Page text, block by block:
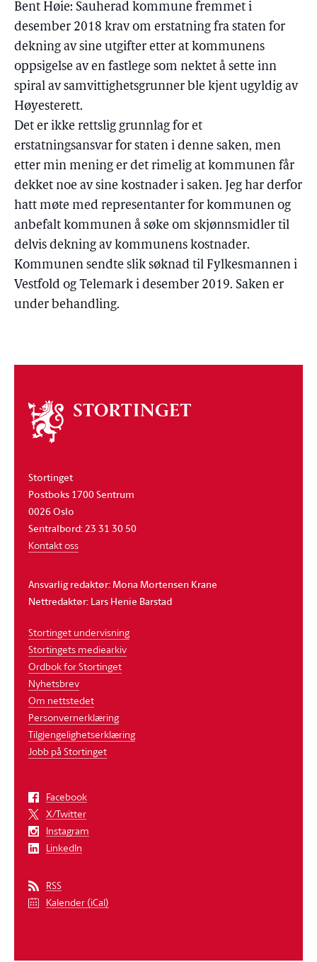
Bent Høie: Sauherad kommune fremmet i
desember 2018 krav om erstatning fra staten for
dekning av sine utgifter etter at kommunens
oppsigelse av en fastlege som nektet å sette inn
spiral av samvittighetsgrunner ble kjent ugyldig av
Høyesterett.
Det er ikke rettslig grunnlag for et
erstatningsansvar for staten i denne saken, men
etter min mening er det rimelig at kommunen får
dekket noe av sine kostnader i saken. Jeg har derfor
hatt møte med representanter for kommunen og
anbefalt kommunen å søke om skjønnsmidler til
delvis dekning av kommunens kostnader.
Kommunen sendte slik søknad til Fylkesmannen i
Vestfold og Telemark i desember 2019. Saken er
under behandling.
Om
stortinget
Stortinget
Postboks 1700 Sentrum
0026 Oslo
Sentralbord: 23 31 30 50
Kontakt oss
Ansvarlig redaktør: Mona Mortensen Krane
Nettredaktør: Lars Henie Barstad
Stortinget undervisning
Stortingets mediearkiv
Ordbok for Stortinget
Nyhetsbrev
Om nettstedet
Personvernerklæring
Tilgjengelighetserklæring
Jobb på Stortinget
Facebook
X/Twitter
Instagram
LinkedIn
RSS
Kalender (iCal)